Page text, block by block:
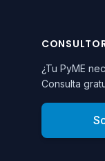
¿Tu PyME
Consulta